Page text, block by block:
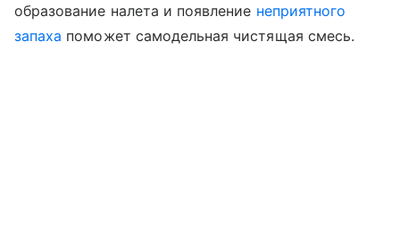
образование налета и появление неприятного
запаха поможет самодельная чистящая смесь.